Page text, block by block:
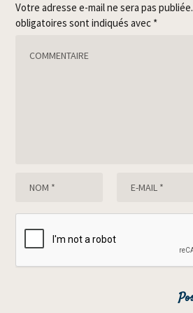
Votre adresse e-mail ne sera pas publiée.
obligatoires sont indiqués avec *